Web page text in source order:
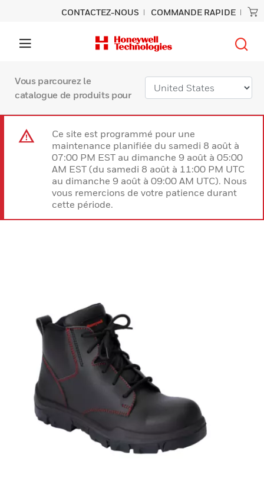
CONTACTEZ-NOUS COMMANDE RAPIDE
Vous parcourez le
catalogue de produits pour
Ce site est programmé pour une
maintenance planifiée du samedi 8 août à
07:00 PM EST au dimanche 9 août à 05:00
AM EST (du samedi 8 août à 11:00 PM UTC
au dimanche 9 août à 09:00 AM UTC). Nous
vous remercions de votre patience durant
cette période.